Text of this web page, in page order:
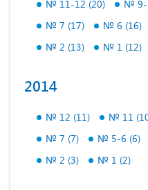
№ 11-12 (20) № 9-
№ 7 (17)
№ 6 (16)
№ 2 (13)
№ 1 (12)
2014
№ 12 (11) № 11
№ 7 (7)
№ 5-6 (6)
№ 2 (3)
№ 1 (2)